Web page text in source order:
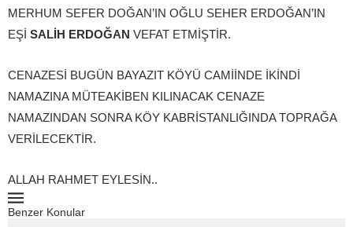
MERHUM SEFER DOĞAN’IN OĞLU SEHER ERDOĞAN’IN
EŞİ SALİH ERDOĞAN VEFAT ETMİŞTİR.
CENAZESİ BUGÜN BAYAZIT KÖYÜ CAMİİNDE İKİNDİ
NAMAZINA MÜTEAKİBEN KILINACAK CENAZE
NAMAZINDAN SONRA KÖY KABRİSTANLIĞINDA TOPRAĞA
VERİLECEKTİR.
ALLAH RAHMET EYLESİN..
Benzer Konular